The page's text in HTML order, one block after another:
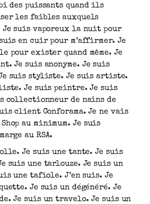
des puissants quand ils
les faibles auxquels
Je suis vaporeux la nuit pour
en cuir pour m’affirmer. Je
pour exister quand même. Je
Je suis anonyme. Je suis
suis styliste. Je suis artiste.
Je suis peintre. Je suis
collectionneur de nains de
client Conforama. Je ne vais
Shop au minimum. Je suis
au RSA.
Je suis une tante. Je suis
suis une tarlouze. Je suis un
une tafiole. J’en suis. Je
Je suis un dégénéré. Je
Je suis un travelo. Je suis un